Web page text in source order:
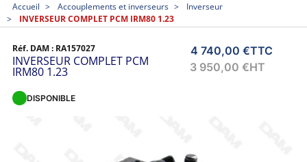
Accueil Accouplements et inverseurs
Inverseur
INVERSEUR COMPLET PCM IRM80 1.23
Réf. DAM : RA157027
INVERSEUR COMPLET PCM
IRM80 1.23
4 740,00 €TTC
3 950,00 €HT
DISPONIBLE